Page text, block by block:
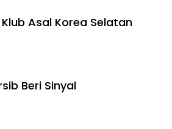
Asal Korea Selatan
Beri Sinyal